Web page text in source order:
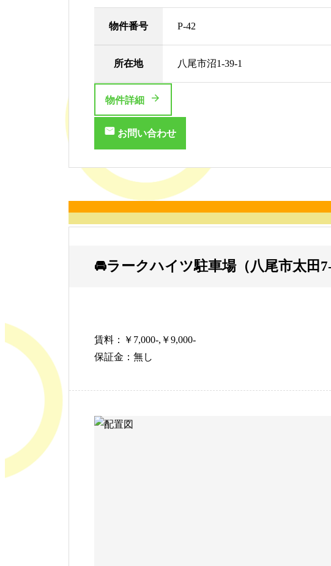
物件番号 P-42
所在地 八尾市沼1-39-1
物件詳細
お問い合わせ
🚘ラークハイツ駐車場（八尾市太田7-
賃料：￥7,000-,￥9,000-
保証金：無し